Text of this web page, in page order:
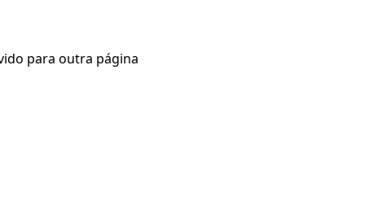
para outra página